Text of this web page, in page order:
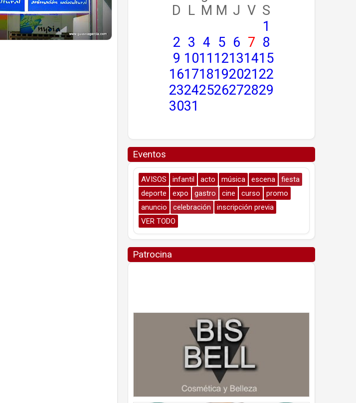
D L M M J V S
1
2 3 4 5 6 7 8
9 1011 12131415
16171819202122
23242526272829
3031
Eventos
AVISOS infantil acto música escena
fiesta
deporte
expo gastro cine curso
promo
anuncio
celebración
inscripción previa
VER TODO
Patrocina